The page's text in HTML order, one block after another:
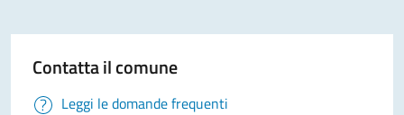
Contatta il comune
Leggi le domande frequenti